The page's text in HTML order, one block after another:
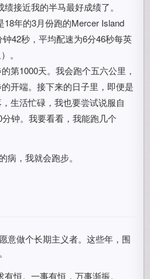
接近我的半马最好成绩了。
18年的3月份跑的Mercer Island
42秒，平均配速为6分46秒每英
。
第1000天。我会跑个五六公里，
开端。接下来的日子里，即便是
生活忙碌，我也要尝试说服自
钟。我要看看，我能跑几个
病，我就会跑步。
意做个长期主义者。这些年，围
恒。一事有恒，万事渐振。